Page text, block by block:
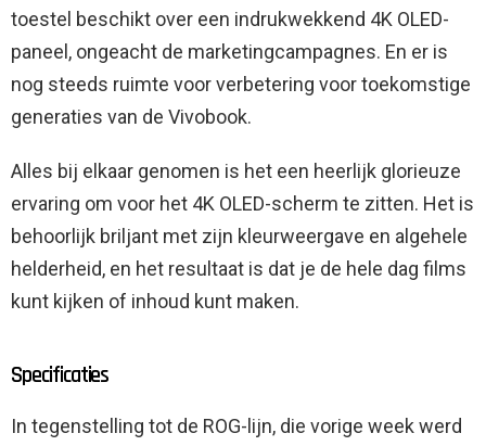
toestel beschikt over een indrukwekkend 4K OLED-
paneel, ongeacht de marketingcampagnes. En er is
nog steeds ruimte voor verbetering voor toekomstige
generaties van de Vivobook.
Alles bij elkaar genomen is het een heerlijk glorieuze
ervaring om voor het 4K OLED-scherm te zitten. Het is
behoorlijk briljant met zijn kleurweergave en algehele
helderheid, en het resultaat is dat je de hele dag films
kunt kijken of inhoud kunt maken.
Specificaties
In tegenstelling tot de ROG-lijn, die vorige week werd